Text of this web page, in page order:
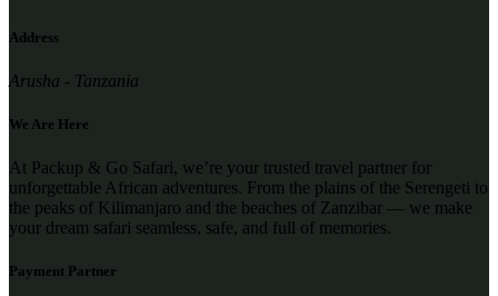
Address
Arusha - Tanzania
We Are Here
At Packup & Go Safari, we’re your trusted travel partner for
unforgettable African adventures. From the plains of the Serengeti to
the peaks of Kilimanjaro and the beaches of Zanzibar — we make
your dream safari seamless, safe, and full of memories.
Payment Partner